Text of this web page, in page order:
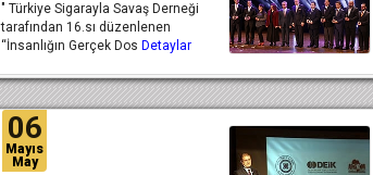
" Türkiye Sigarayla Savaş Derneği
tarafından 16.sı düzenlenen
“İnsanlığın Gerçek Dos Detaylar
06
Mayıs
May